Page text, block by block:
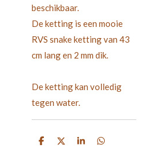
beschikbaar.
De ketting is een mooie
RVS snake ketting van 43
cm lang en 2 mm dik.
De ketting kan volledig
tegen water.
D
D
S
D